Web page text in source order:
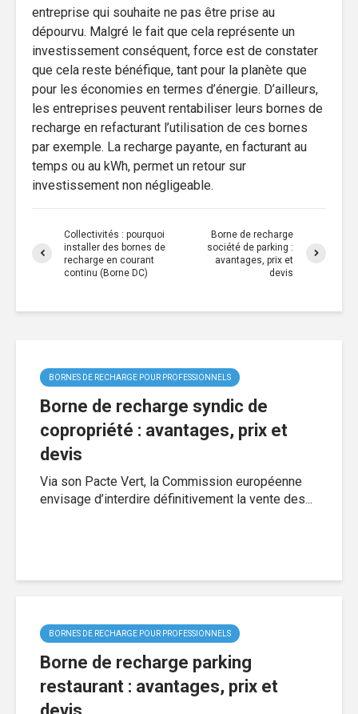
entreprise qui souhaite ne pas être prise au
dépourvu. Malgré le fait que cela représente un
investissement conséquent, force est de constater
que cela reste bénéfique, tant pour la planète que
pour les économies en termes d’énergie. D’ailleurs,
les entreprises peuvent rentabiliser leurs bornes de
recharge en refacturant l’utilisation de ces bornes
par exemple. La recharge payante, en facturant au
temps ou au kWh, permet un retour sur
investissement non négligeable.
Collectivités : pourquoi
installer des bornes de
recharge en courant
continu (Borne DC)
Borne de recharge
société de parking :
avantages, prix et
devis
BORNES DE RECHARGE POUR PROFESSIONNELS
Borne de recharge syndic de
copropriété : avantages, prix et
devis
Via son Pacte Vert, la Commission européenne
envisage d’interdire définitivement la vente des...
BORNES DE RECHARGE POUR PROFESSIONNELS
Borne de recharge parking
restaurant : avantages, prix et